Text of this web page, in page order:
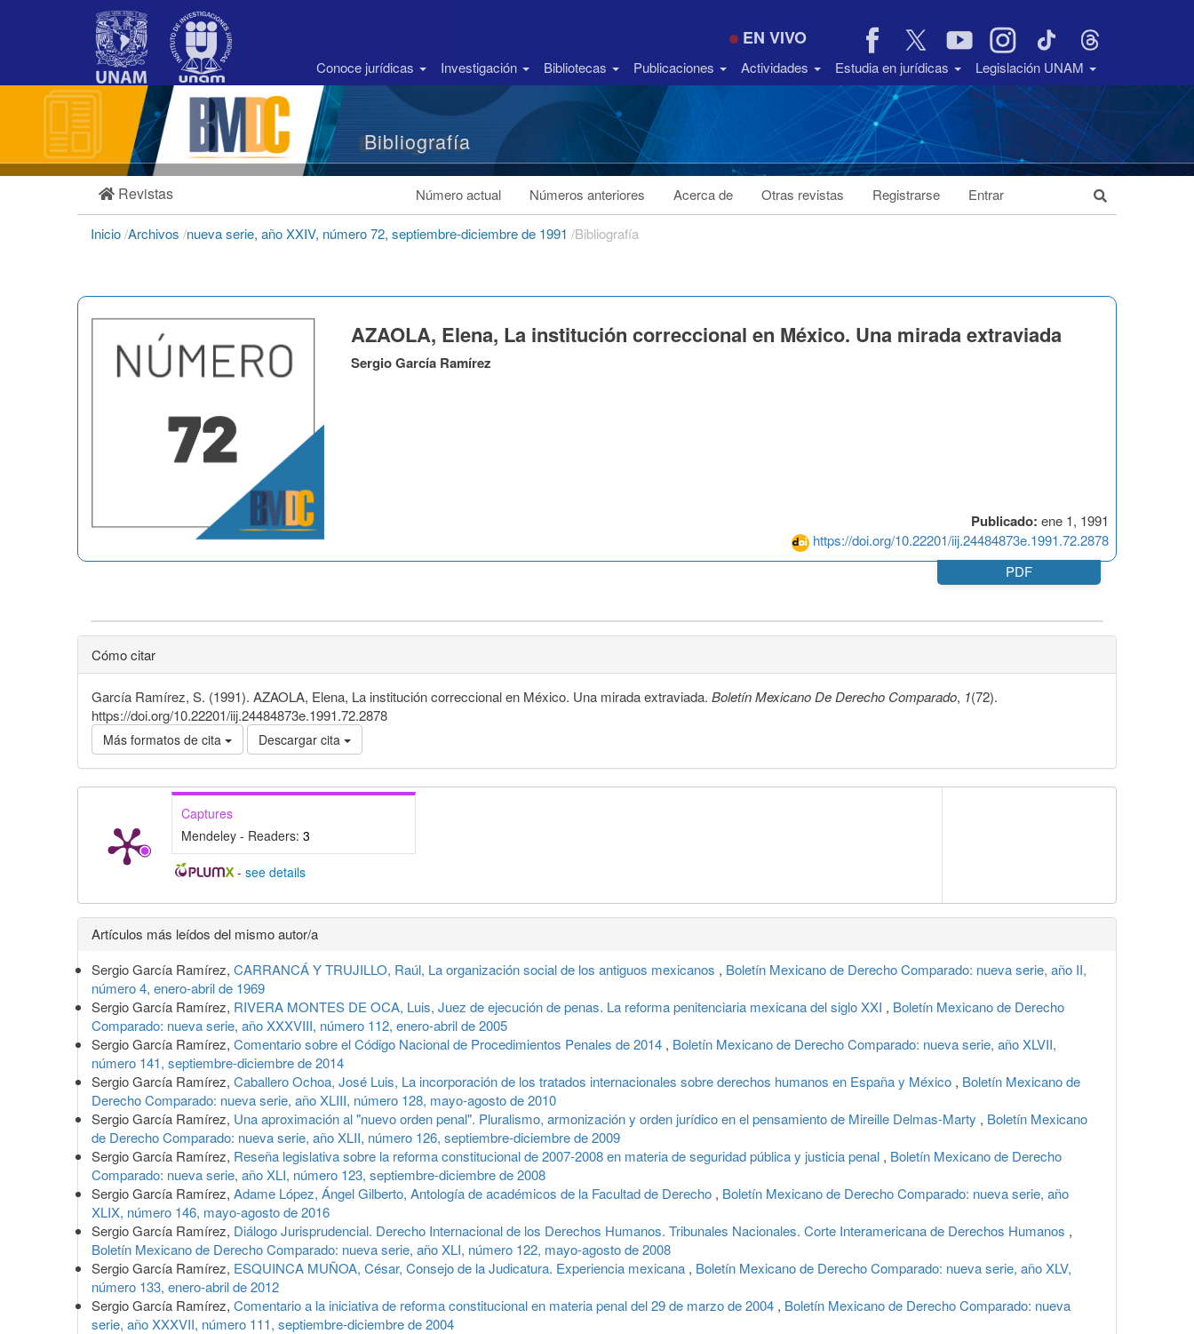
Barra
EN VIVO
Conoce jurídicas Investigación Bibliotecas Publicaciones Actividades Estudia en jurídicas Legislación UNAM
Bibliografía
Revistas Número actual Números anteriores Acerca de Otras revistas Registrarse Entrar
Inicio/Archivos /nueva serie, año XXIV, número 72, septiembre-diciembre de 1991 /Bibliografía
Publicado: ene 1, 1991
https://doi.org/10.22201/iij.24484873e.1991.72.2878
AZAOLA, Elena, La institución correccional en México. Una mirada extraviada
Sergio García Ramírez
PDF
Cómo citar
García Ramírez, S. (1991). AZAOLA, Elena, La institución correccional en México. Una mirada extraviada. Boletín Mexicano De Derecho Comparado, 1(72).
https://doi.org/10.22201/iij.24484873e.1991.72.2878
Más formatos de cita Descargar cita
Captures
Mendeley - Readers: 3
- see details
Detalles
del
artículo
Artículos más leídos del mismo autor/a
Sergio García Ramírez, CARRANCÁ Y TRUJILLO, Raúl, La organización social de los antiguos mexicanos , Boletín Mexicano de Derecho Comparado: nueva serie, año II,
número 4, enero-abril de 1969
Sergio García Ramírez, RIVERA MONTES DE OCA, Luis, Juez de ejecución de penas. La reforma penitenciaria mexicana del siglo XXI , Boletín Mexicano de Derecho
Comparado: nueva serie, año XXXVIII, número 112, enero-abril de 2005
Sergio García Ramírez, Comentario sobre el Código Nacional de Procedimientos Penales de 2014 , Boletín Mexicano de Derecho Comparado: nueva serie, año XLVII,
número 141, septiembre-diciembre de 2014
Sergio García Ramírez, Caballero Ochoa, José Luis, La incorporación de los tratados internacionales sobre derechos humanos en España y México , Boletín Mexicano de
Derecho Comparado: nueva serie, año XLIII, número 128, mayo-agosto de 2010
Sergio García Ramírez, Una aproximación al "nuevo orden penal". Pluralismo, armonización y orden jurídico en el pensamiento de Mireille Delmas-Marty , Boletín Mexicano
de Derecho Comparado: nueva serie, año XLII, número 126, septiembre-diciembre de 2009
Sergio García Ramírez, Reseña legislativa sobre la reforma constitucional de 2007-2008 en materia de seguridad pública y justicia penal , Boletín Mexicano de Derecho
Comparado: nueva serie, año XLI, número 123, septiembre-diciembre de 2008
Sergio García Ramírez, Adame López, Ángel Gilberto, Antología de académicos de la Facultad de Derecho , Boletín Mexicano de Derecho Comparado: nueva serie, año
XLIX, número 146, mayo-agosto de 2016
Sergio García Ramírez, Diálogo Jurisprudencial. Derecho Internacional de los Derechos Humanos. Tribunales Nacionales. Corte Interamericana de Derechos Humanos ,
Boletín Mexicano de Derecho Comparado: nueva serie, año XLI, número 122, mayo-agosto de 2008
Sergio García Ramírez, ESQUINCA MUÑOA, César, Consejo de la Judicatura. Experiencia mexicana , Boletín Mexicano de Derecho Comparado: nueva serie, año XLV,
número 133, enero-abril de 2012
Sergio García Ramírez, Comentario a la iniciativa de reforma constitucional en materia penal del 29 de marzo de 2004 , Boletín Mexicano de Derecho Comparado: nueva
serie, año XXXVII, número 111, septiembre-diciembre de 2004